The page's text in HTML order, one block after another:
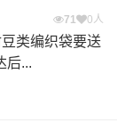
71 0人
类编织袋要送
后...